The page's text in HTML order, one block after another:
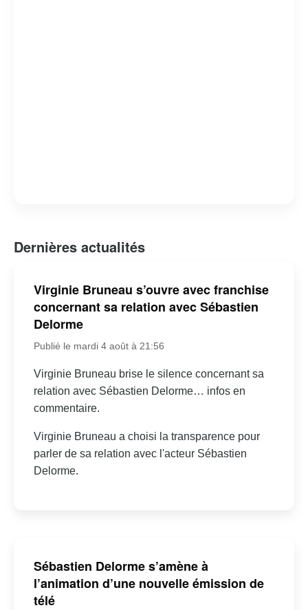
Dernières actualités
Virginie Bruneau s’ouvre avec franchise
concernant sa relation avec Sébastien
Delorme
Publié le mardi 4 août à 21:56
Virginie Bruneau brise le silence concernant sa
relation avec Sébastien Delorme… infos en
commentaire.
Virginie Bruneau a choisi la transparence pour
parler de sa relation avec l'acteur Sébastien
Delorme.
Sébastien Delorme s’amène à
l’animation d’une nouvelle émission de
télé